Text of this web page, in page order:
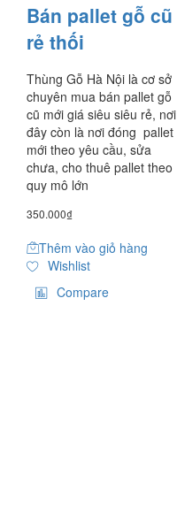
Bán pallet gỗ cũ
rẻ thối
Thùng Gỗ Hà Nội là cơ sở
chuyên mua bán pallet gỗ
cũ mới giá siêu siêu rẻ, nơi
đây còn là nơi đóng pallet
mới theo yêu cầu, sửa
chưa, cho thuê pallet theo
quy mô lớn
350.000₫
Thêm vào giỏ hàng
Wishlist
Compare